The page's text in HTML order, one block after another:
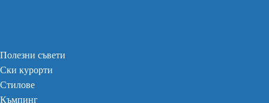
Полезни съвети
Ски курорти
Стилове
Къмпинг